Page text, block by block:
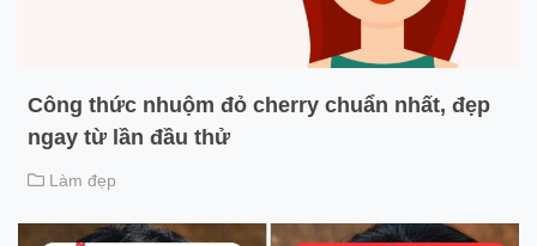
Công thức nhuộm đỏ cherry chuẩn nhất, đẹp
ngay từ lần đầu thử
Làm đẹp